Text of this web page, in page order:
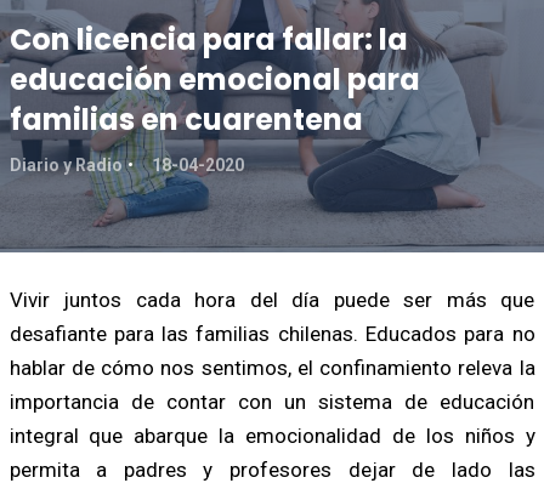
Con licencia para fallar: la
educación emocional para
familias en cuarentena
Diario y Radio 18-04-2020
Vivir juntos cada hora del día puede ser más que
desafiante para las familias chilenas. Educados para no
hablar de cómo nos sentimos, el confinamiento releva la
importancia de contar con un sistema de educación
integral que abarque la emocionalidad de los niños y
permita a padres y profesores dejar de lado las